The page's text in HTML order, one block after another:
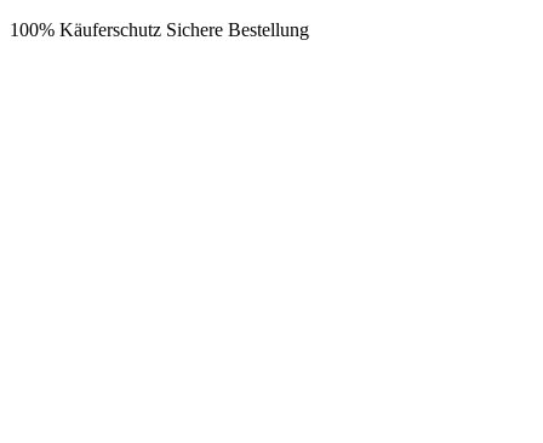
100% Käuferschutz Sichere Bestellung